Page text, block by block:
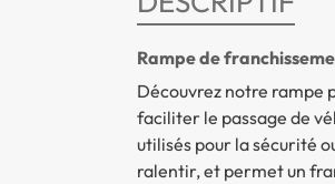
Rampe de
Découvrez notre rampe
faciliter le passage de
utilisés pour la sécurité
ralentir, et permet un